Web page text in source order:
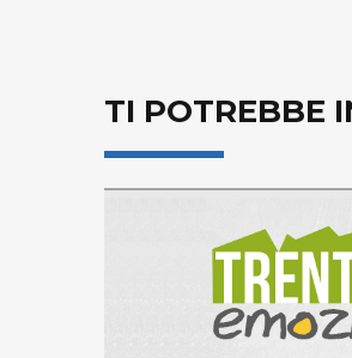
TI POTREBBE